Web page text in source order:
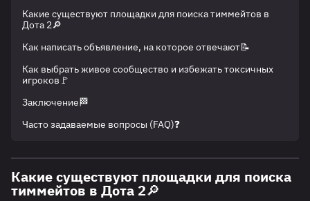
Какие существуют площадки для поиска тиммейтов в
Дота 2🔎
Как написать объявление, на которое отвечают📝
Как выбрать живое сообщество и избежать токсичных
игроков🚩
Заключение🏁
Часто задаваемые вопросы (FAQ)❓
Какие существуют площадки для поиска
тиммейтов в Дота 2🔎